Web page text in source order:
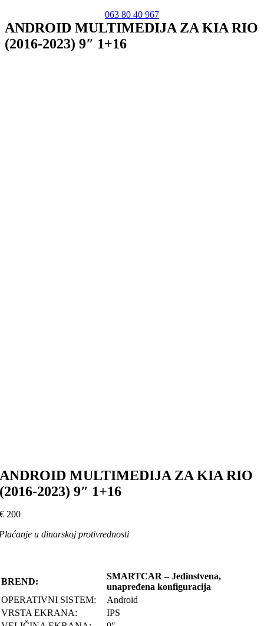
063 80 40 967
ANDROID MULTIMEDIJA ZA KIA RIO
(2016-2023) 9″ 1+16
ANDROID MULTIMEDIJA ZA KIA RIO
(2016-2023) 9″ 1+16
€ 200
u dinarskoj protivrednosti
BREND:
SMARTCAR – Jedinstvena,
unapređena konfiguracija
OPERATIVNI SISTEM:
Android
VRSTA EKRANA:
IPS